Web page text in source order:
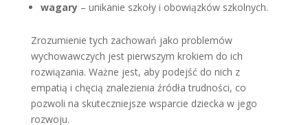
wagary– unikanie szkoły i obowiązków szkolnych.
Zrozumienie tych zachowań jako problemów
wychowawczych jest pierwszym krokiem do ich
rozwiązania. Ważne jest, aby podejść do nich z
empatią i chęcią znalezienia źródła trudności, co
pozwoli na skuteczniejsze wsparcie dziecka w jego
rozwoju.